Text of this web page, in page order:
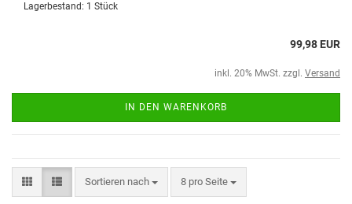
Lagerbestand: 1 Stück
99,98 EUR
inkl. 20% MwSt. zzgl. Versand
IN DEN WARENKORB
Sortieren nach 8 pro Seite